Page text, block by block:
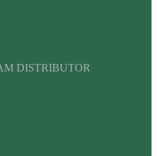
DISTRIBUTOR